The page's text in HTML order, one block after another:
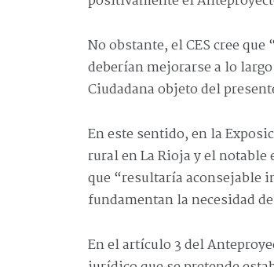
No obstante, el CES cree
deberían mejorarse a lo
Ciudadana objeto del
En este sentido, en la
rural en La Rioja y el
que “resultaría aconsejable
fundamentan la necesidad
En el artículo 3 del